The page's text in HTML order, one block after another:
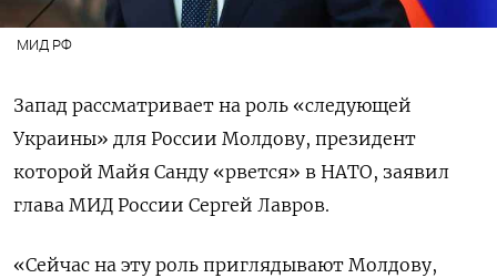
МИД РФ
Запад рассматривает на роль «следующей
Украины» для России Молдову, президент
которой Майя Санду «рвется» в НАТО, заявил
глава МИД России Сергей Лавров.
«Сейчас на эту роль приглядывают Молдову,